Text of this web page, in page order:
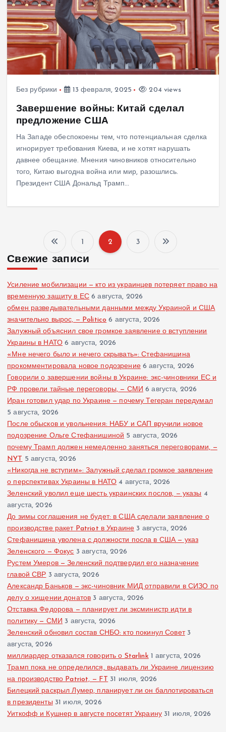
Без рубрики 13 февраля, 2025 204 views
Завершение войны: Китай сделал
предложение США
На Западе обеспокоены тем, что потенциальная сделка
игнорирует требования Киева, и не хотят нарушать
давнее обещание. Мнения чиновников относительно
того, Китаю выгодна война или мир, разошлись.
Президент США Дональд Трамп…
П
а
г
и
н
а
ц
и
я
з
а
п
и
е
й
1 2 3
Свежие записи
Усиление мобилизации — кто из украинцев потеряет право на
временную защиту в ЕС 6 августа, 2026
обмен разведывательными данными между Украиной и США
значительно вырос, — Politico 6 августа, 2026
Залужный объяснил свое громкое заявление о вступлении
Украины в НАТО 6 августа, 2026
«Мне нечего было и нечего скрывать»: Стефанишина
прокомментировала новое подозрение 6 августа, 2026
Говорили о завершении войны в Украине: экс-чиновники ЕС и
РФ провели тайные переговоры, — СМИ 6 августа, 2026
Иран готовил удар по Украине — почему Тегеран передумал
5 августа, 2026
После обысков и увольнения: НАБУ и САП вручили новое
подозрение Ольге Стефанишиной 5 августа, 2026
почему Трамп должен немедленно заняться переговорами, —
NYT 5 августа, 2026
«Никогда не вступим»: Залужный сделал громкое заявление
о перспективах Украины в НАТО 4 августа, 2026
Зеленский уволил еще шесть украинских послов, — указы 4
августа, 2026
До зимы соглашения не будет: в США сделали заявление о
производстве ракет Patriot в Украине 3 августа, 2026
Стефанишина уволена с должности посла в США — указ
Зеленского — Фокус 3 августа, 2026
Рустем Умеров — Зеленский подтвердил его назначение
главой СВР 3 августа, 2026
Александр Баньков — экс-чиновник МИД отправили в СИЗО по
делу о хищении донатов 3 августа, 2026
Отставка Федорова — планирует ли эксминистр идти в
политику — СМИ 3 августа, 2026
Зеленский обновил состав СНБО: кто покинул Совет 3
августа, 2026
миллиардер отказался говорить о Starlink 1 августа, 2026
Трамп пока не определился, выдавать ли Украине лицензию
на производство Patriot, — FT 31 июля, 2026
Билецкий раскрыл Лумер, планирует ли он баллотироваться
в президенты 31 июля, 2026
Уиткофф и Кушнер в августе посетят Украину 31 июля, 2026